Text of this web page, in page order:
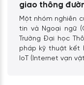
giao thông
Một nhóm nghiên
tin và Ngoại ngữ
Trường Đại học
pháp kỹ thuật kết
IoT (Internet vạn